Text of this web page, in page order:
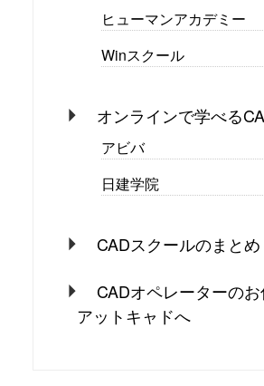
ヒューマンアカデミー
Winスクール
オンラインで学べる
アビバ
日建学院
CADスクールのまとめ
CADオペレーターの
アットキャドへ